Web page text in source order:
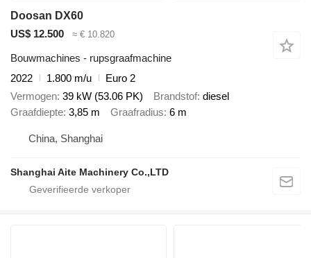
Doosan DX60
US$ 12.500
≈ € 10.820
Bouwmachines - rupsgraafmachine
2022
1.800 m/u
Euro 2
Vermogen 39 kW (53.06 PK) Brandstof diesel
Graafdiepte 3,85 m Graafradius 6 m
China, Shanghai
Shanghai Aite Machinery Co.,LTD